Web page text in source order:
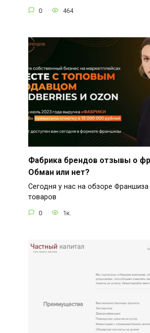
0 464
Фабрика брендов отзывы о
Обман или нет?
Сегодня у нас на обзоре
товаров
0 1к.